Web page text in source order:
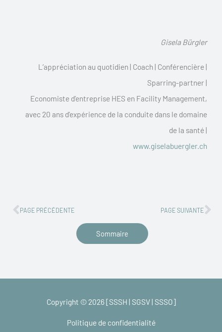
Gisela Bürgler
L’appréciation au quotidien | Coach | Conférencière |
Sparring-partner |
Economiste d’entreprise HES en Facility Management,
avec 20 ans d’expérience de la conduite dans le domaine
de la santé |
www.giselabuergler.ch
PAGE PRÉCÉDENTE PAGE SUIVANTE
Sommaire
Copyright © 2026 [SSSH | SGSV | SSSO]
Politique de confidentialité